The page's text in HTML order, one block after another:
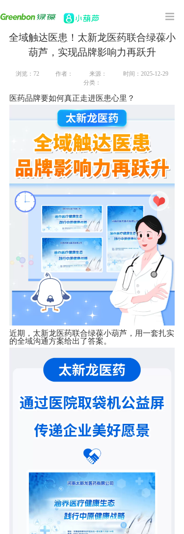
首
全域触达医患！太新龙医药联合绿葆小
葫芦，实现品牌影响力再跃升
浏览： 72 作者： 来源：
时间：2025-12-29
分类：
医药品牌要如何真正走进医患心里？
近期，太新龙医药联合绿葆小葫芦，用一套扎实
的全域沟通方案给出了答案。